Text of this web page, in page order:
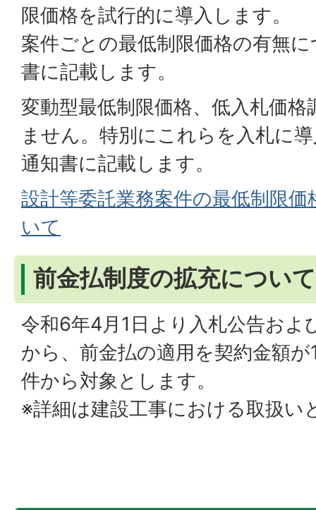
限価格を試行的に導入します。
案件ごとの最低制限価格の有無
書に記載します。
変動型最低制限価格、低入札価
ません。特別にこれらを入札に
通知書に記載します。
設計等委託業務案件の最低制限
いて
前金払制度の拡充について
令和6年4月1日より入札公告およ
から、前金払の適用を契約金額
件から対象とします。
※詳細は建設工事における取扱い